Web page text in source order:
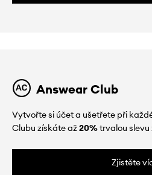
Answear Club
Vytvořte si účet a ušetřete při
Clubu získáte až20%trvalou slevu
Zjistěte